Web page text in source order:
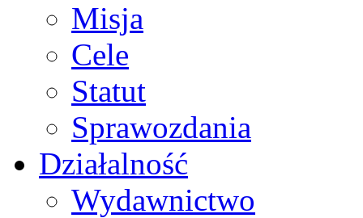
Misja
Cele
Statut
Sprawozdania
Działalność
Wydawnictwo